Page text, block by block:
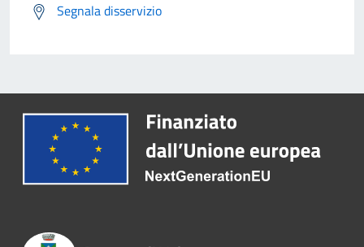
Segnala disservizio